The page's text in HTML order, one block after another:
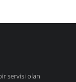
servisi olan